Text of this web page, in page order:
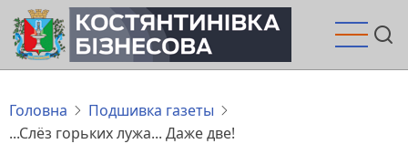
Перейти
до
основного
Головна
Подшивка газеты
...Слёз горьких лужа... Даже две!